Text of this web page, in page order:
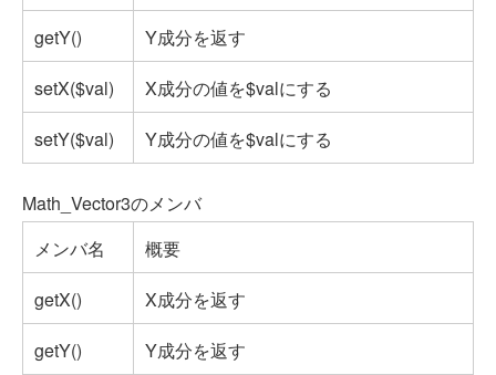
getY()
Y成分を返す
setX($val)
X成分の値を$valにする
setY($val)
Y成分の値を$valにする
Math_Vector3のメンバ
メンバ名
概要
getX()
X成分を返す
getY()
Y成分を返す